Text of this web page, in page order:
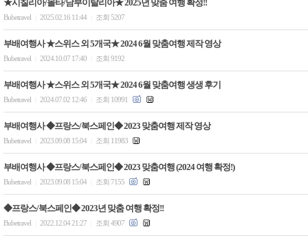
★시칠리아/몰타/남부이탈리아★ 2025년 맞춤 여행 확정!!
Bubetravel 2025.02.16 11:44 조회 5207
부배여행사 ★스위스 외 5개국★ 2024 6월 맞춤여행 제작 영상
Bubetravel 2024.10.07 17:40 조회 9192
부배여행사 ★스위스 외 5개국★ 2024 6월 맞춤여행 생생 후기
Bubetravel 2024.07.02 12:46 조회 10991
부배여행사 ◆프랑스/북스페인◆ 2023 맞춤여행 제작 영상
Bubetravel 2023.09.08 15:04 조회 11983
부배여행사 ◆프랑스/북스페인◆ 2023 맞춤여행 (2024 여행 확정!)
Bubetravel 2023.09.08 15:04 조회 7155
◆프랑스/북스페인◆ 2023년 맞춤 여행 확정!!
Bubetravel 2022.12.04 21:27 조회 4907